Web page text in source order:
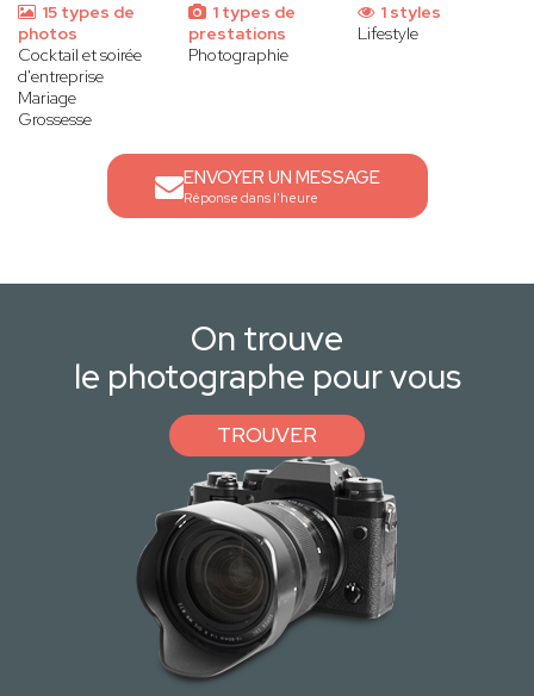
15 types de
photos
Cocktail et soirée
d'entreprise
Mariage
Grossesse
1 types de
prestations
Photographie
1 styles
Lifestyle
ENVOYER UN MESSAGE
Réponse dans l'heure
On trouve
le photographe pour vous
TROUVER